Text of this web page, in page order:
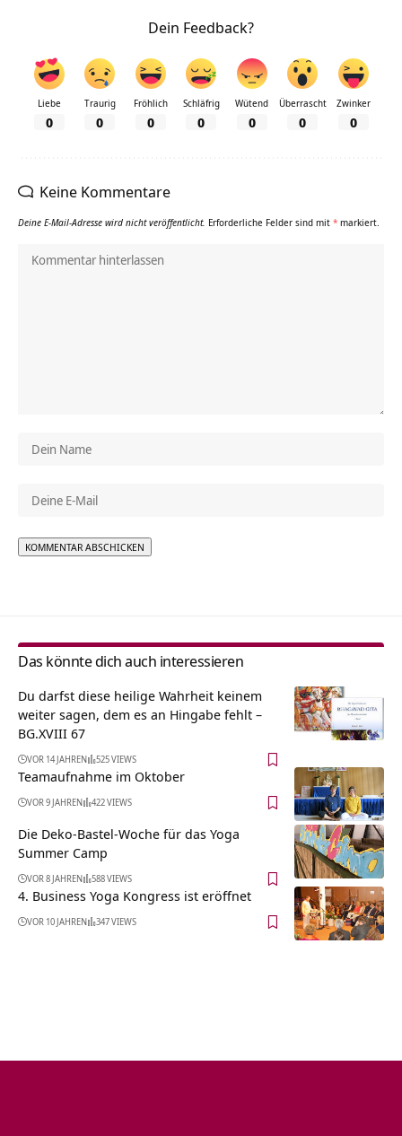
Dein Feedback?
Liebe
0
Traurig
0
Fröhlich
0
Schläfrig
0
Wütend
0
Überrascht
0
Zwinker
0
Keine Kommentare
Deine E-Mail-Adresse wird nicht veröffentlicht. Erforderliche Felder sind mit * markiert.
Das könnte dich auch interessieren
Du darfst diese heilige Wahrheit keinem
weiter sagen, dem es an Hingabe fehlt –
BG.XVIII 67
VOR 14 JAHREN 525 VIEWS
Teamaufnahme im Oktober
VOR 9 JAHREN 422 VIEWS
Die Deko-Bastel-Woche für das Yoga
Summer Camp
VOR 8 JAHREN 588 VIEWS
4. Business Yoga Kongress ist eröffnet
VOR 10 JAHREN 347 VIEWS